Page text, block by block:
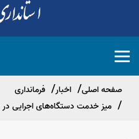
صفحه اصلی اخبار
فرمانداری
میز خدمت دستگاه‌های اجرایی